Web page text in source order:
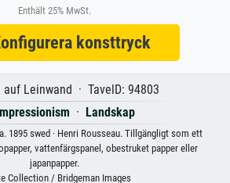
Enthält 25% MwSt.
konsttryck
Leinwand · TavelD: 94803
· Landskap
1895 swed · Henri Rousseau. Tillgängligt som ett
vattenfärgspanel, obestruket papper eller
japanpapper.
Collection / Bridgeman Images